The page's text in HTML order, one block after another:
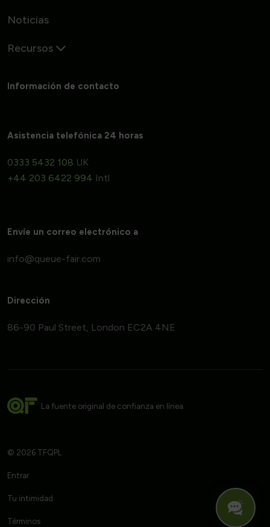
Noticias
Recursos
Información de contacto
Asistencia telefónica 24 horas
0333 5432 108 UK
+44 203 6422 994 Intl
Envíe un correo electrónico a
Dirección
86-90 Paul Street, London EC2A 4NE
La fuente original de confianza en línea
© 2026 TFQPL
Entrar
Tu intimidad
Términos